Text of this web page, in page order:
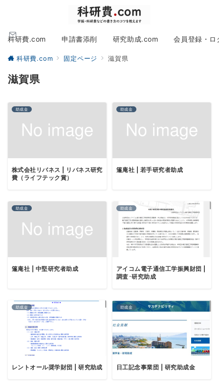
科研費.com 申請書添削 研究助成.com 会員登録・ロ
科研費.com 固定ページ 滋賀県
滋賀県
助成金
株式会社リバネス | リバネス研究
費（ライフテック賞）
助成金
篷庵社 | 若手研究者助成
助成金
篷庵社 | 中堅研究者助成
助成金
アイコム電子通信工学振興財団 |
調査･研究助成
助成金
レントオール奨学財団 | 研究助成
助成金
日工記念事業団 | 研究助成金